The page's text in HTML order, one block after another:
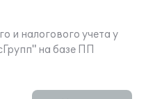
и налогового учета у
на базе ПП